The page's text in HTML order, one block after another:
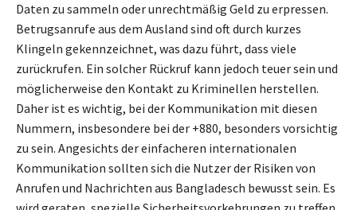
Daten zu sammeln oder unrechtmäßig Geld zu erpressen.
Betrugsanrufe aus dem Ausland sind oft durch kurzes
Klingeln gekennzeichnet, was dazu führt, dass viele
zurückrufen. Ein solcher Rückruf kann jedoch teuer sein und
möglicherweise den Kontakt zu Kriminellen herstellen.
Daher ist es wichtig, bei der Kommunikation mit diesen
Nummern, insbesondere bei der +880, besonders vorsichtig
zu sein. Angesichts der einfacheren internationalen
Kommunikation sollten sich die Nutzer der Risiken von
Anrufen und Nachrichten aus Bangladesch bewusst sein. Es